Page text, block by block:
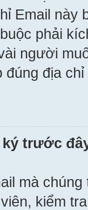
Email này
phải
người
đúng địa
trước
mà
kiểm